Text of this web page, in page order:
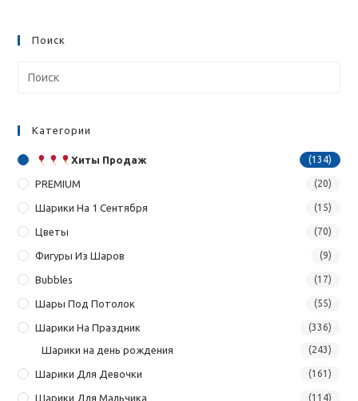
Поиск
Категории
Хиты Продаж (134)
PREMIUM (20)
Шарики На 1 Сентября (15)
Цветы (70)
Фигуры Из Шаров (9)
Bubbles (17)
Шары Под Потолок (55)
Шарики На Праздник (336)
Шарики на день рождения (243)
Шарики Для Девочки (161)
Шарики Для Мальчика (114)